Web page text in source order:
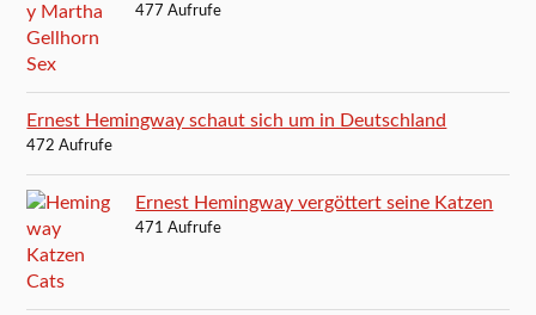
477 Aufrufe
Ernest Hemingway schaut sich um in Deutschland
472 Aufrufe
Ernest Hemingway vergöttert seine Katzen
471 Aufrufe